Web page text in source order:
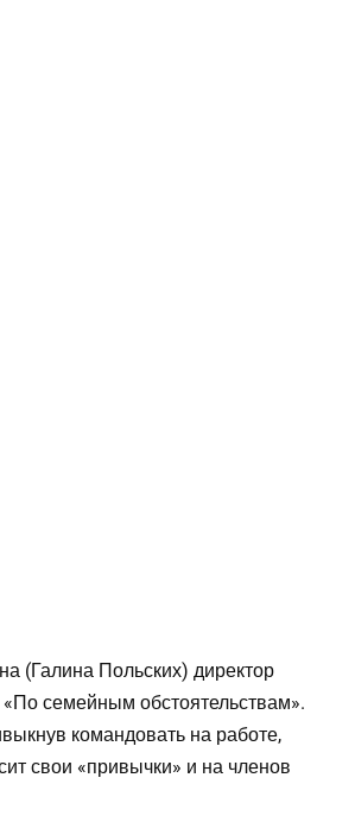
(Галина Польских) директор
семейным обстоятельствам».
командовать на работе,
свои «привычки» и на членов